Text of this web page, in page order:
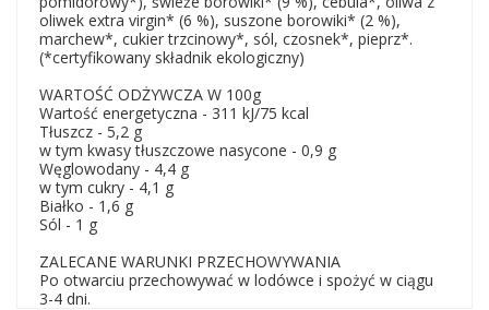
oliwek extra virgin* (6 %), suszone borowiki* (2 %),
marchew*, cukier trzcinowy*, sól, czosnek*, pieprz*.
(*certyfikowany składnik ekologiczny)
WARTOŚĆ ODŻYWCZA W 100g
Wartość energetyczna - 311 kJ/75 kcal
Tłuszcz - 5,2 g
w tym kwasy tłuszczowe nasycone - 0,9 g
Węglowodany - 4,4 g
w tym cukry - 4,1 g
Białko - 1,6 g
Sól - 1 g
ZALECANE WARUNKI PRZECHOWYWANIA
Po otwarciu przechowywać w lodówce i spożyć w ciągu
3-4 dni.